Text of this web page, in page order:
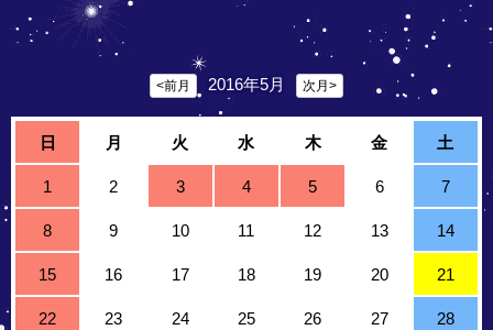
<前月 2016年5月 次月>
日 月 火 水 木 金 土
1 2 3 4 5 6 7
8 9 10 11 12 13 14
15 16 17 18 19 20 21
22 23 24 25 26 27 28